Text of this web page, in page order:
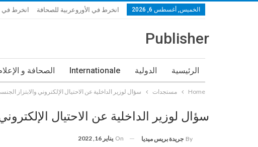
الخميس, أغسطس 6, 2026 انخرط في الأوروعربية للصحافة انخرط في
Publisher
الرئيسية الدولية Internationale الصحافة و
Home مستجدات سؤال لوزير الداخلية عن الاحتيال الإلكتروني والابتزاز
سؤال لوزير الداخلية عن الاحتيال
By جريدة بريس ميديا On يناير 16, 2022